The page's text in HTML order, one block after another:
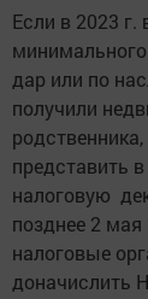
Если в 2023
дар или по
получили
представить
налоговую
позднее 2 мая
налоговые
доначислить